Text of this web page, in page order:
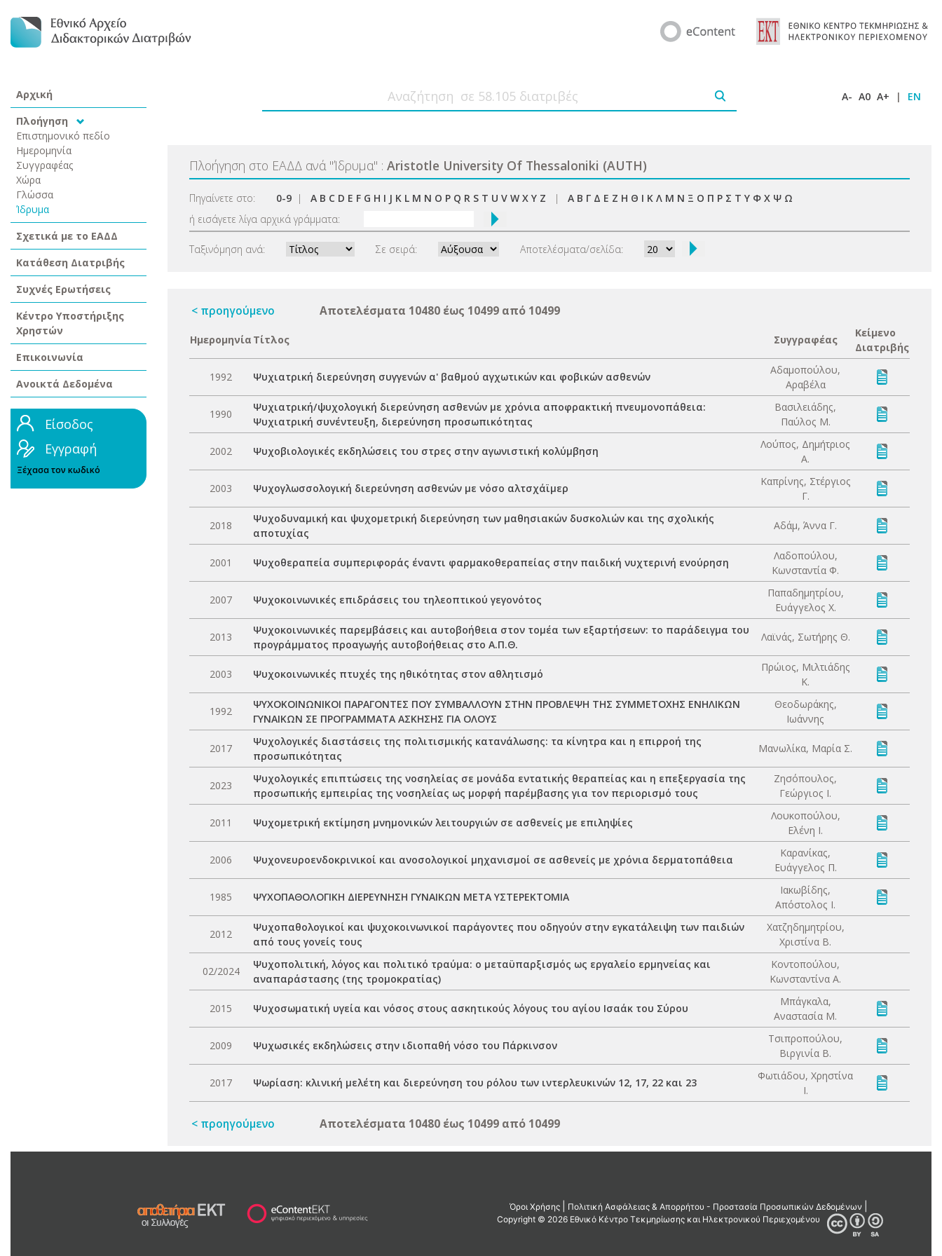
Αρχική
Πλοήγηση
Επιστημονικό πεδίο
Ημερομηνία
Συγγραφέας
Χώρα
Γλώσσα
Ίδρυμα
Σχετικά με το ΕΑΔΔ
Κατάθεση Διατριβής
Συχνές Ερωτήσεις
Κέντρο Υποστήριξης
Χρηστών
Επικοινωνία
Ανοικτά Δεδομένα
Είσοδος
Εγγραφή
Ξέχασα τον κωδικό
A- A0 A+ | EN
Πλοήγηση στο ΕΑΔΔ ανά "Ίδρυμα" : Aristotle University Of Thessaloniki (AUTH)
Πηγαίνετε στο: 0-9 | A B C D E F G H I J K L M N O P Q R S T U V W X Y Z | Α Β Γ Δ Ε Ζ Η Θ Ι Κ Λ Μ Ν Ξ Ο Π Ρ Σ Τ Υ Φ Χ Ψ Ω
ή εισάγετε λίγα αρχικά γράμματα:
Ταξινόμηση ανά: Σε σειρά: Αποτελέσματα/σελίδα:
< προηγούμενο Αποτελέσματα 10480 έως 10499 από 10499
Ημερομηνία Τίτλος Συγγραφέας
Κείμενο
Διατριβής
1992 Ψυχιατρική διερεύνηση συγγενών α' βαθμού αγχωτικών και φοβικών ασθενών
Αδαμοπούλου,
Αραβέλα
1990
Ψυχιατρική/ψυχολογική διερεύνηση ασθενών με χρόνια αποφρακτική πνευμονοπάθεια:
Ψυχιατρική συνέντευξη, διερεύνηση προσωπικότητας
Βασιλειάδης,
Παύλος Μ.
2002 Ψυχοβιολογικές εκδηλώσεις του στρες στην αγωνιστική κολύμβηση
Λούπος, Δημήτριος
Α.
2003 Ψυχογλωσσολογική διερεύνηση ασθενών με νόσο αλτσχάϊμερ
Καπρίνης, Στέργιος
Γ.
2018
Ψυχοδυναμική και ψυχομετρική διερεύνηση των μαθησιακών δυσκολιών και της σχολικής
αποτυχίας
Αδάμ, Άννα Γ.
2001 Ψυχοθεραπεία συμπεριφοράς έναντι φαρμακοθεραπείας στην παιδική νυχτερινή ενούρηση
Λαδοπούλου,
Κωνσταντία Φ.
2007 Ψυχοκοινωνικές επιδράσεις του τηλεοπτικού γεγονότος
Παπαδημητρίου,
Ευάγγελος Χ.
2013
Ψυχοκοινωνικές παρεμβάσεις και αυτοβοήθεια στον τομέα των εξαρτήσεων: το παράδειγμα του
προγράμματος προαγωγής αυτοβοήθειας στο Α.Π.Θ.
Λαϊνάς, Σωτήρης Θ.
2003 Ψυχοκοινωνικές πτυχές της ηθικότητας στον αθλητισμό
Πρώιος, Μιλτιάδης
Κ.
1992
ΨΥΧΟΚΟΙΝΩΝΙΚΟΙ ΠΑΡΑΓΟΝΤΕΣ ΠΟΥ ΣΥΜΒΑΛΛΟΥΝ ΣΤΗΝ ΠΡΟΒΛΕΨΗ ΤΗΣ ΣΥΜΜΕΤΟΧΗΣ ΕΝΗΛΙΚΩΝ
ΓΥΝΑΙΚΩΝ ΣΕ ΠΡΟΓΡΑΜΜΑΤΑ ΑΣΚΗΣΗΣ ΓΙΑ ΟΛΟΥΣ
Θεοδωράκης,
Ιωάννης
2017
Ψυχολογικές διαστάσεις της πολιτισμικής κατανάλωσης: τα κίνητρα και η επιρροή της
προσωπικότητας
Μανωλίκα, Μαρία Σ.
2023
Ψυχολογικές επιπτώσεις της νοσηλείας σε μονάδα εντατικής θεραπείας και η επεξεργασία της
προσωπικής εμπειρίας της νοσηλείας ως μορφή παρέμβασης για τον περιορισμό τους
Ζησόπουλος,
Γεώργιος Ι.
2011 Ψυχομετρική εκτίμηση μνημονικών λειτουργιών σε ασθενείς με επιληψίες
Λουκοπούλου,
Ελένη Ι.
2006 Ψυχονευροενδοκρινικοί και ανοσολογικοί μηχανισμοί σε ασθενείς με χρόνια δερματοπάθεια
Καρανίκας,
Ευάγγελος Π.
1985 ΨΥΧΟΠΑΘΟΛΟΓΙΚΗ ΔΙΕΡΕΥΝΗΣΗ ΓΥΝΑΙΚΩΝ ΜΕΤΑ ΥΣΤΕΡΕΚΤΟΜΙΑ
Ιακωβίδης,
Απόστολος Ι.
2012
Ψυχοπαθολογικοί και ψυχοκοινωνικοί παράγοντες που οδηγούν στην εγκατάλειψη των παιδιών
από τους γονείς τους
Χατζηδημητρίου,
Χριστίνα Β.
02/2024
Ψυχοπολιτική, λόγος και πολιτικό τραύμα: ο μεταϋπαρξισμός ως εργαλείο ερμηνείας και
αναπαράστασης (της τρομοκρατίας)
Κοντοπούλου,
Κωνσταντίνα Α.
2015 Ψυχοσωματική υγεία και νόσος στους ασκητικούς λόγους του αγίου Ισαάκ του Σύρου
Μπάγκαλα,
Αναστασία Μ.
2009 Ψυχωσικές εκδηλώσεις στην ιδιοπαθή νόσο του Πάρκινσον
Τσιπροπούλου,
Βιργινία Β.
2017 Ψωρίαση: κλινική μελέτη και διερεύνηση του ρόλου των ιντερλευκινών 12, 17, 22 και 23
Φωτιάδου, Χρηστίνα
Ι.
< προηγούμενο Αποτελέσματα 10480 έως 10499 από 10499